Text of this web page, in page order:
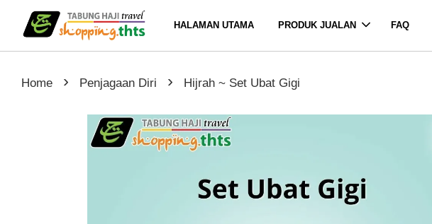
HALAMAN UTAMA PRODUK JUALAN FAQ
Home › Penjagaan Diri › Hijrah ~ Set Ubat Gigi